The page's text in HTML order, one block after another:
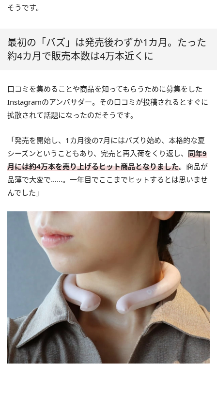
そうです。
最初の「バズ」は発売後わずか1カ月。たった
約4カ月で販売本数は4万本近くに
口コミを集めることや商品を知ってもらうために募集をした
Instagramのアンバサダー。その口コミが投稿されるとすぐに
拡散されて話題になったのだそうです。
「発売を開始し、1カ月後の7月にはバズり始め、本格的な夏
シーズンということもあり、完売と再入荷をくり返し、 同年9
月には約4万本を売り上げるヒット商品となりました。商品が
品薄で大変で……。一年目でここまでヒットするとは思いませ
んでした」